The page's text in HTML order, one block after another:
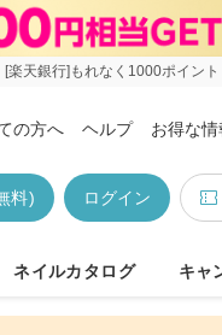
[楽天銀行]もれなく1000ポイント
の方へ ヘルプ お得な
ログイン
料)
ネイルカタログ キャ